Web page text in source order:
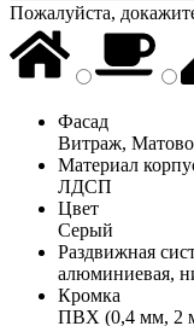
Пожалуйста,
Фасад
Витраж,
Материал
ЛДСП
Цвет
Серый
Раздвижная
алюминиевая,
Кромка
ПВХ (0,4 мм, 2